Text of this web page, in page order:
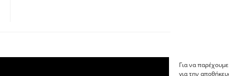
Για να
για την